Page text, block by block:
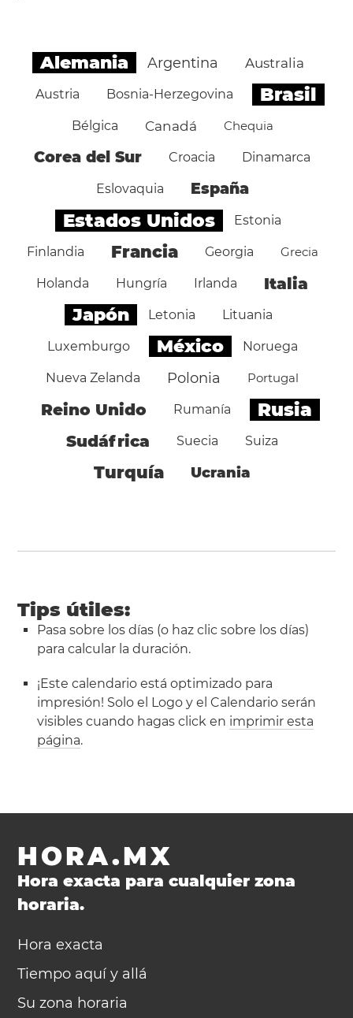
Alemania Argentina Australia
Austria Bosnia-Herzegovina Brasil
Bélgica Canadá Chequia
Corea del Sur Croacia Dinamarca
Eslovaquia España
Estados Unidos Estonia
Finlandia Francia Georgia Grecia
Holanda Hungría Irlanda Italia
Japón Letonia Lituania
Luxemburgo México Noruega
Nueva Zelanda Polonia Portugal
Reino Unido Rumanía Rusia
Sudáfrica Suecia Suiza
Turquía Ucrania
Tips útiles:
Pasa sobre los días (o haz clic sobre los días)
para calcular la duración.
¡Este calendario está optimizado para
impresión! Solo el Logo y el Calendario serán
visibles cuando hagas click en imprimir esta
página.
HORA.MX
Hora exacta para cualquier zona
horaria.
Hora exacta
Tiempo aquí y allá
Su zona horaria